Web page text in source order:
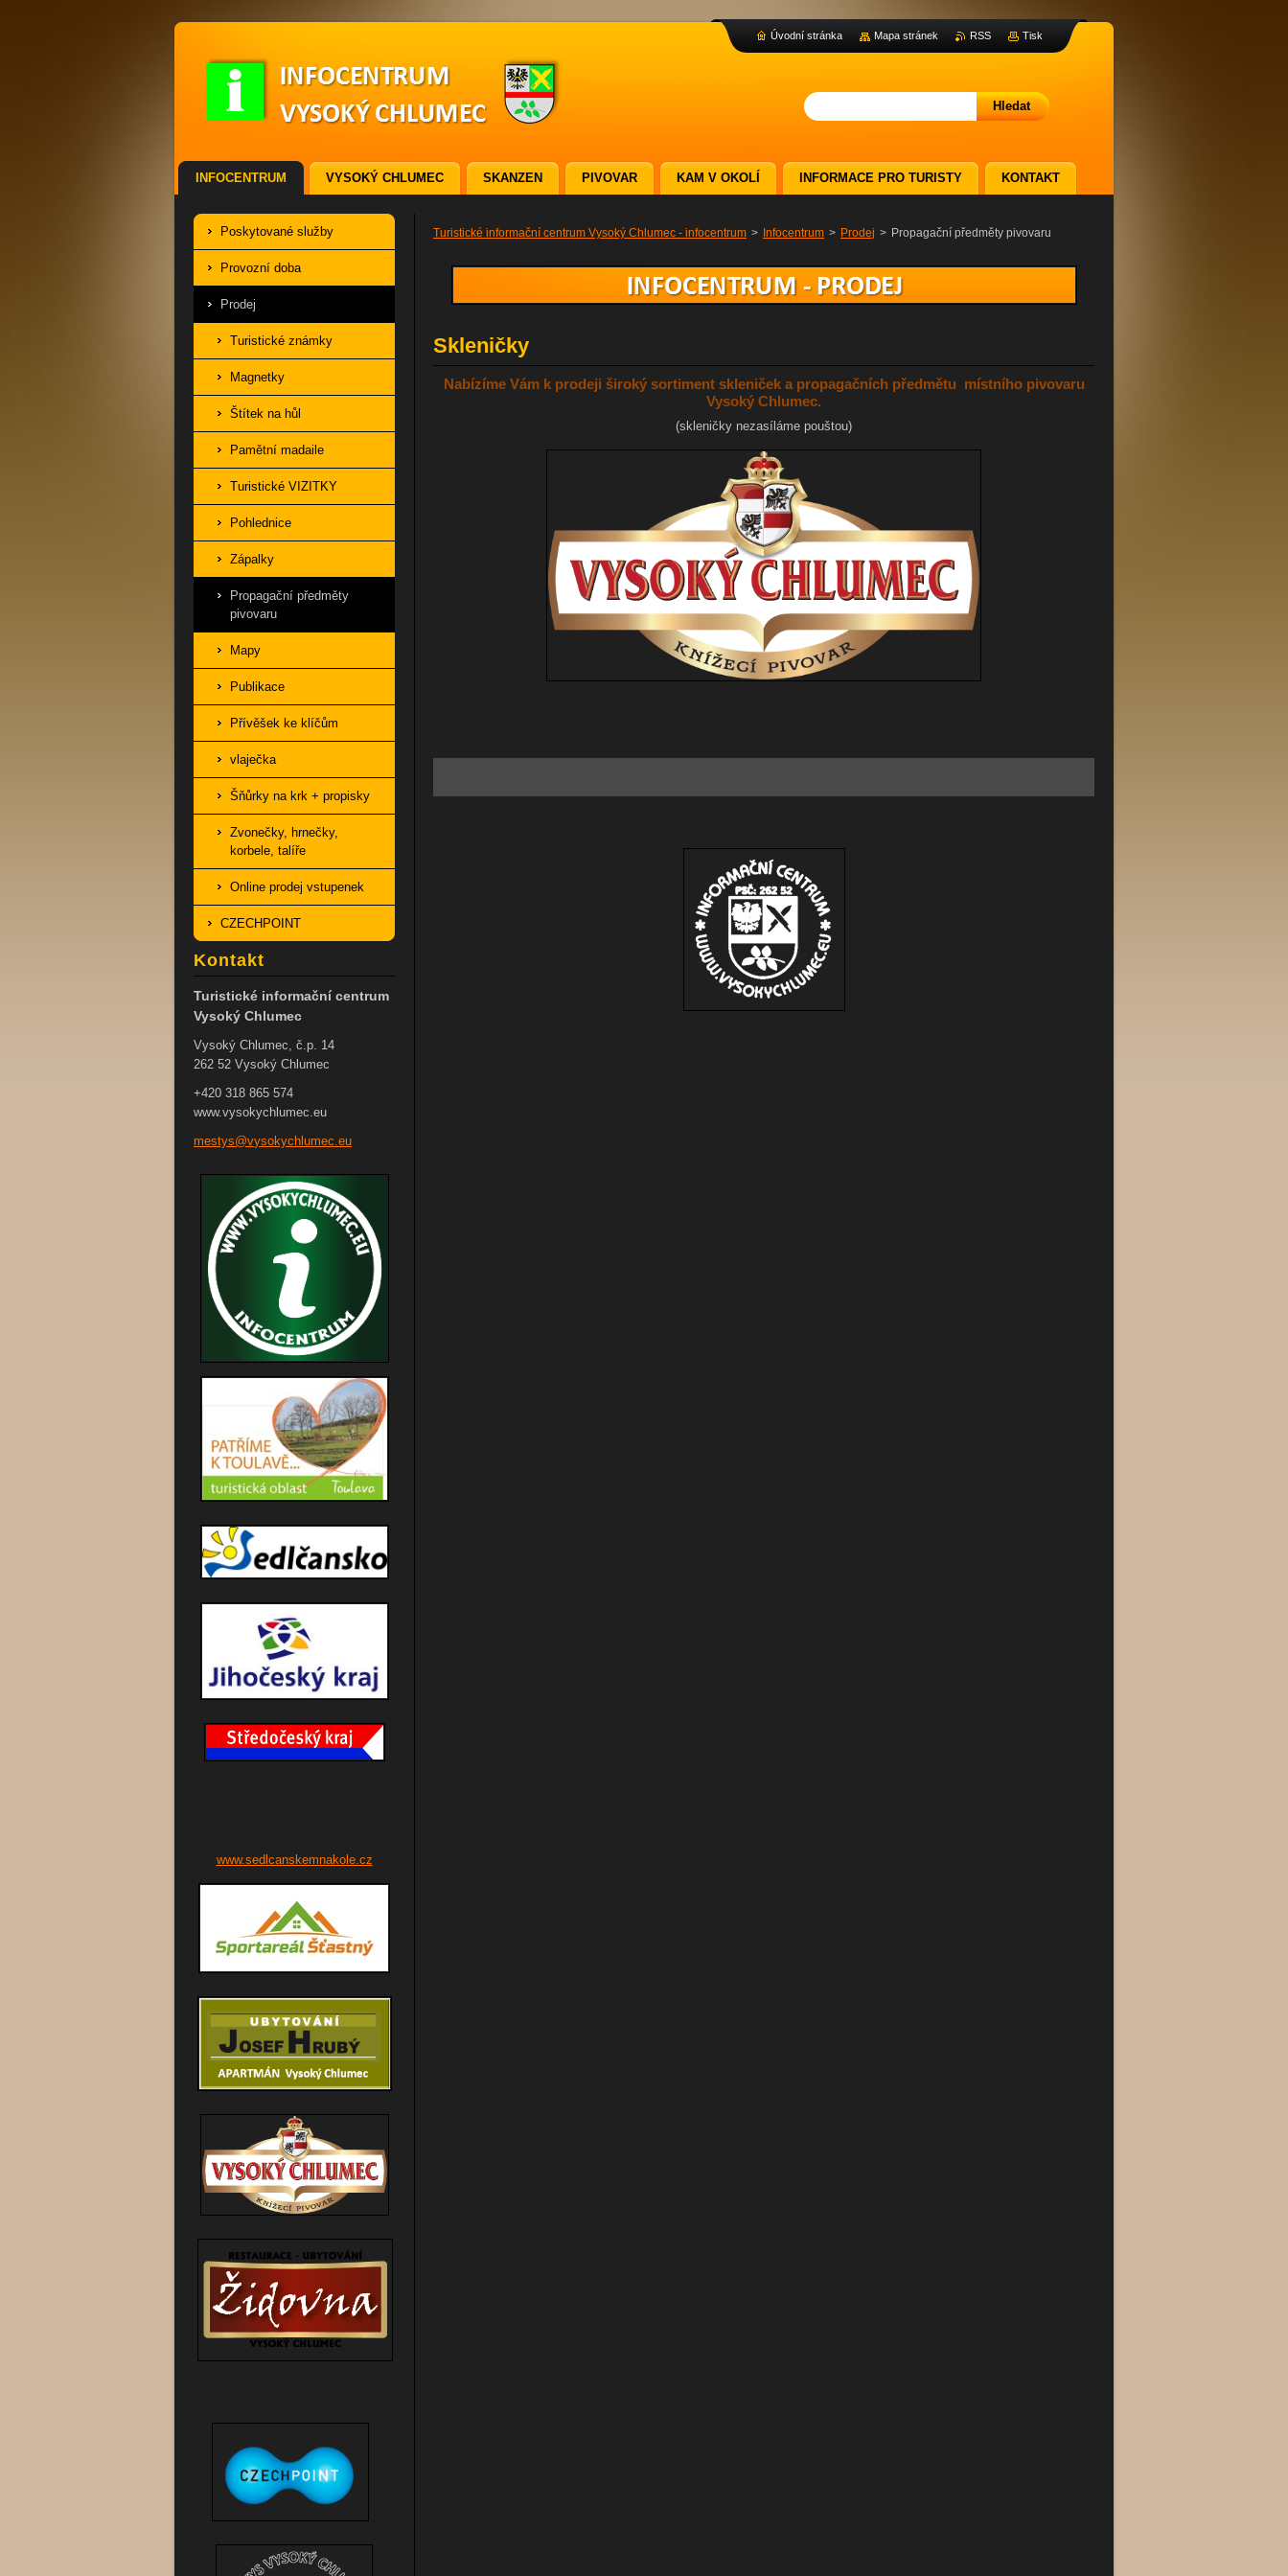
Turistické informační centrum Vysoký Chlumec - infocentrum > Infocentrum > Prodej > Propagační předměty pivovaru
Skleničky
Nabízíme Vám k prodeji široký sortiment skleniček a propagačních předmětu místního pivovaru
Vysoký Chlumec.
(skleničky nezasíláme pouštou)
Poskytované služby
Provozní doba
Prodej
Turistické známky
Magnetky
Štítek na hůl
Pamětní madaile
Turistické VIZITKY
Pohlednice
Zápalky
Propagační předměty
pivovaru
Mapy
Publikace
Přívěšek ke klíčům
vlaječka
Šňůrky na krk + propisky
Zvonečky, hrnečky,
korbele, talíře
Online prodej vstupenek
CZECHPOINT
Kontakt
Turistické informační centrum
Vysoký Chlumec
Vysoký Chlumec, č.p. 14
262 52 Vysoký Chlumec
+420 318 865 574
www.vysokychlumec.eu
mestys@vysokychl umec.eu
www.sedlcanskemnakole.cz
INFOCENTRUM VYSOKÝ CHLUMEC SKANZEN PIVOVAR KAM V OKOLÍ INFORMACE PRO TURISTY KONTAKT
ODKAZY VSTUPENKY
Úvodní stránka Mapa stránek RSS Tisk